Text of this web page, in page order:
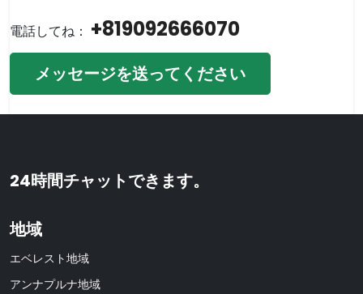
電話してね： +819092666070
メッセージを送ってください
24時間チャットできます。
地域
エベレスト地域
アンナプルナ地域